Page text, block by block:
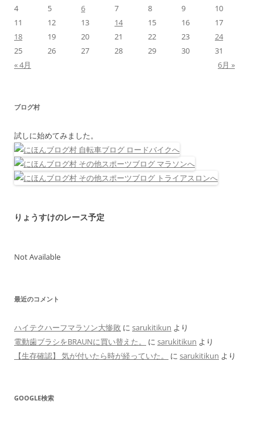
4
5 6 7 8 9
10
11
12 13 14 15 16
17
18
19 20 21 22 23
24
25
26 27 28 29 30
31
« 4月
6月 »
ブログ村
試しに始めてみました。
りょうすけのレース予定
Not Available
最近のコメント
ハイテクハーフマラソン大惨敗 に sarukitikun より
電動歯ブラシをBRAUNに買い替えた。
に sarukitikun より
【生存確認】 気が付いたら時が経っていた。
に sarukitikun より
GOOGLE検索